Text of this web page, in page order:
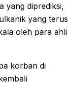
yang diprediksi,
yang terus
oleh para ahli
korban di